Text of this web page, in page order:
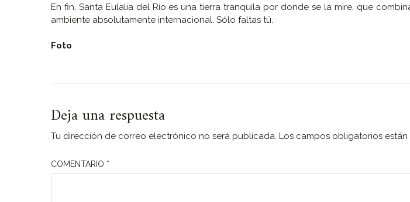
En fin, Santa Eulalia del Río es una tierra tranquila por donde se la mire, que
ambiente absolutamente internacional. Sólo faltas tú.
Foto
Deja una respuesta
Tu dirección de correo electrónico no será publicada. Los campos obligatorios
COMENTARIO *